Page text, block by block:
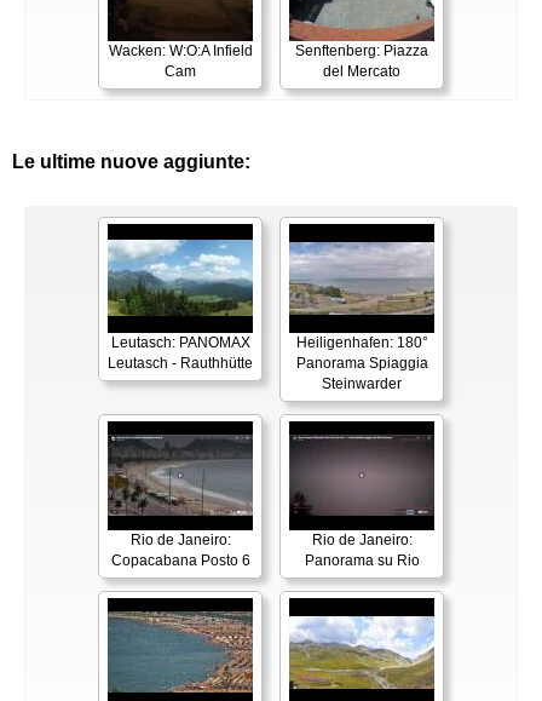
Wacken: W:O:A Infield
Cam
Senftenberg: Piazza
del Mercato
Le ultime nuove aggiunte:
Leutasch: PANOMAX
Leutasch - Rauthhütte
Heiligenhafen: 180°
Panorama Spiaggia
Steinwarder
Rio de Janeiro:
Copacabana Posto 6
Rio de Janeiro:
Panorama su Rio